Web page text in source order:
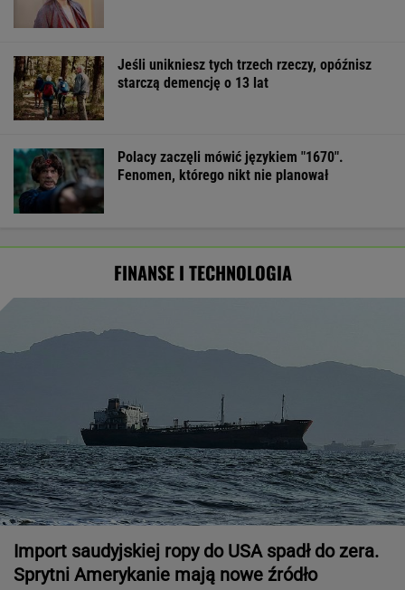
Jeśli unikniesz tych trzech rzeczy, opóźnisz
starczą demencję o 13 lat
Polacy zaczęli mówić językiem "1670".
Fenomen, którego nikt nie planował
FINANSE I TECHNOLOGIA
Import saudyjskiej ropy do USA spadł do zera.
Sprytni Amerykanie mają nowe źródło